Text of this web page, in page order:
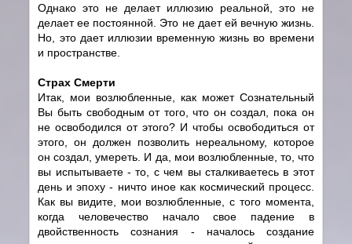
Однако это не делает иллюзию реальной, это не
делает ее постоянной. Это не дает ей вечную жизнь.
Но, это дает иллюзии временную жизнь во времени
и пространстве.
Страх Смерти
Итак, мои возлюбленные, как может Сознательный
Вы быть свободным от того, что он создал, пока он
не освободился от этого? И чтобы освободиться от
этого, он должен позволить нереальному, которое
он создал, умереть. И да, мои возлюбленные, то, что
вы испытываете - то, с чем вы сталкиваетесь в этот
день и эпоху - ничто иное как космический процесс.
Как вы видите, мои возлюбленные, с того момента,
когда человечество начало свое падение в
двойственность сознания - началось создание